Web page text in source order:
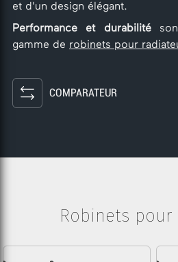
et d'un design élégant.
Performance et durabilité
gamme de robinets pour
COMPARATEUR
Robinets pour